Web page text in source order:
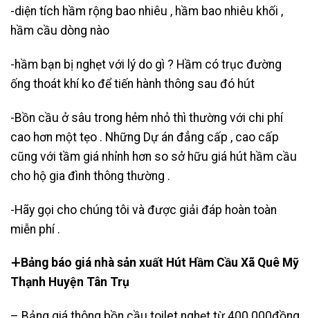
-diện tích hầm rộng bao nhiêu , hầm bao nhiêu khối ,
hầm cầu dòng nào
-hầm bạn bị nghẹt với lý do gì ? Hầm có trục đường
ống thoát khí ko để tiến hành thông sau đó hút
-Bồn cầu ở sâu trong hẻm nhỏ thì thường với chi phí
cao hơn một tẹo . Những Dự án đẳng cấp , cao cấp
cũng với tầm giá nhỉnh hơn so sở hữu giá hút hầm cầu
cho hộ gia đình thông thường .
-Hãy gọi cho chúng tôi và được giải đáp hoàn toàn
miễn phí .
∔Bảng báo giá nhà sản xuất Hút Hầm Cầu Xã Quê Mỹ
Thạnh Huyện Tân Trụ